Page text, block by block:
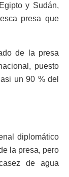
y Sudán,
presa que
de la presa
puesto
un 90 % del
diplomático
la presa, pero
de agua